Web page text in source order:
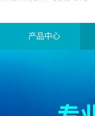
产品中心